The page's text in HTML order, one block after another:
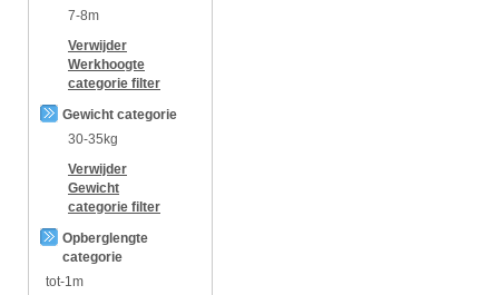
7-8m
Verwijder
Werkhoogte
categorie filter
Gewicht categorie
30-35kg
Verwijder
Gewicht
categorie filter
Opberglengte
categorie
tot-1m